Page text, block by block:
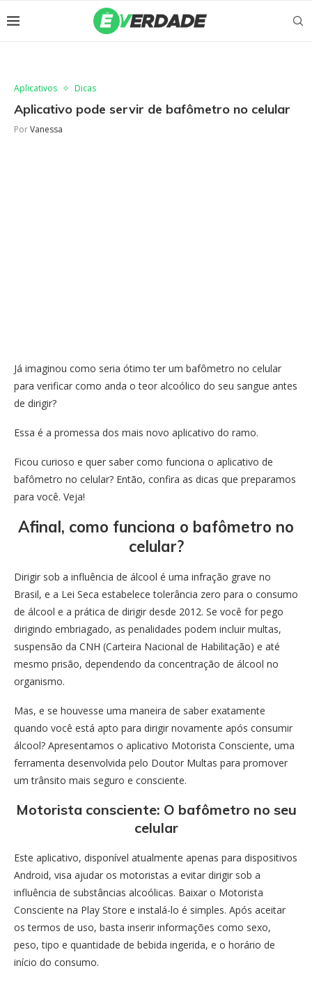
Aplicativos Dicas
Aplicativo pode servir de bafômetro no celular
PorVanessa
Já imaginou como seria ótimo ter um bafômetro no celular
para verificar como anda o teor alcoólico do seu sangue antes
de dirigir?
Essa é a promessa dos mais novo aplicativo do ramo.
Ficou curioso e quer saber como funciona o aplicativo de
bafômetro no celular? Então, confira as dicas que preparamos
para você. Veja!
Afinal, como funciona o bafômetro no
celular?
Dirigir sob a influência de álcool é uma infração grave no
Brasil, e a Lei Seca estabelece tolerância zero para o consumo
de álcool e a prática de dirigir desde 2012. Se você for pego
dirigindo embriagado, as penalidades podem incluir multas,
suspensão da CNH (Carteira Nacional de Habilitação) e até
mesmo prisão, dependendo da concentração de álcool no
organismo.
Mas, e se houvesse uma maneira de saber exatamente
quando você está apto para dirigir novamente após consumir
álcool? Apresentamos o aplicativo Motorista Consciente, uma
ferramenta desenvolvida pelo Doutor Multas para promover
um trânsito mais seguro e consciente.
Motorista consciente: O bafômetro no seu
celular
Este aplicativo, disponível atualmente apenas para dispositivos
Android, visa ajudar os motoristas a evitar dirigir sob a
influência de substâncias alcoólicas. Baixar o Motorista
Consciente na Play Store e instalá-lo é simples. Após aceitar
os termos de uso, basta inserir informações como sexo,
peso, tipo e quantidade de bebida ingerida, e o horário de
início do consumo.